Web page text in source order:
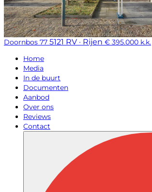
Doornbos 77 5121 RV · Rijen € 395.000 k.k.
Home
Media
In de buurt
Documenten
Aanbod
Over ons
Reviews
Contact